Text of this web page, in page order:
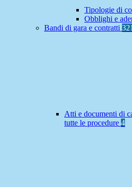
Tipologie di
Obblighi e
Bandi di gara e contratti 321
Atti e documenti di
tutte le procedure 4